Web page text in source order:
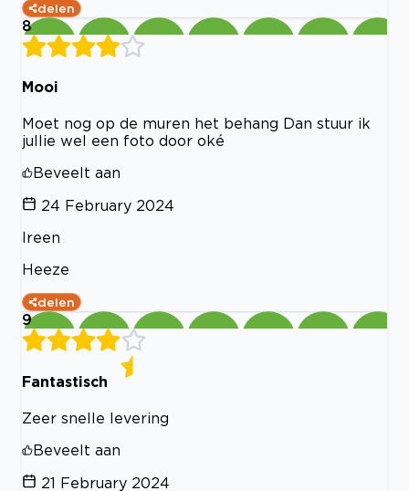
delen
8
Mooi
Moet nog op de muren het behang Dan stuur ik
jullie wel een foto door oké
Beveelt aan
24 February 2024
Ireen
Heeze
delen
9
Fantastisch
Zeer snelle levering
Beveelt aan
21 February 2024